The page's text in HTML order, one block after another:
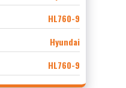
HL760-9
Hyundai
HL760-9